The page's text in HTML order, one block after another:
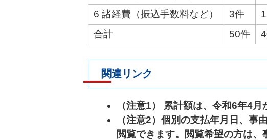
6 諸経費（振込手数料など）
3件
合計
50件
関連リンク
（注意1） 累計額は、令和6年4月
（注意2）個別の支払年月日、事
閲覧できます。閲覧希望の方は、